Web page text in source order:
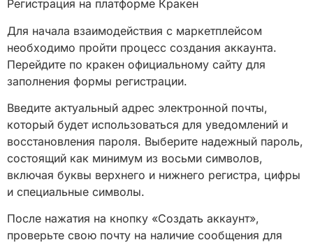
Регистрация на платформе Кракен
Для начала взаимодействия с маркетплейсом
необходимо пройти процесс создания аккаунта.
Перейдите по кракен официальному сайту для
заполнения формы регистрации.
Введите актуальный адрес электронной почты,
который будет использоваться для уведомлений и
восстановления пароля. Выберите надежный пароль,
состоящий как минимум из восьми символов,
включая буквы верхнего и нижнего регистра, цифры
и специальные символы.
После нажатия на кнопку «Создать аккаунт»,
проверьте свою почту на наличие сообщения для